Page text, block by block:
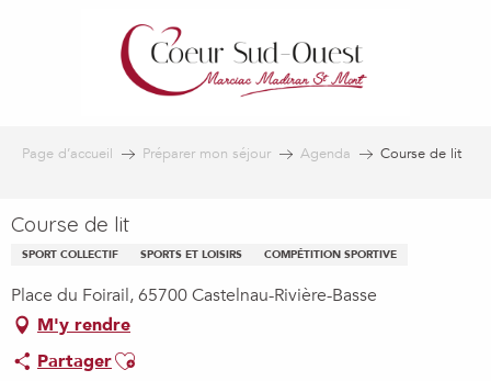
Page d’accueil Préparer mon séjour Agenda Course de lit
Course de lit
SPORT COLLECTIF SPORTS ET LOISIRS COMPÉTITION SPORTIVE
Place du Foirail, 65700 Castelnau-Rivière-Basse
M'y rendre
PartagerAjouter aux favoris